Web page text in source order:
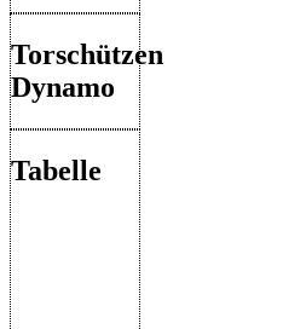
Torschützen
Dynamo
Tabelle